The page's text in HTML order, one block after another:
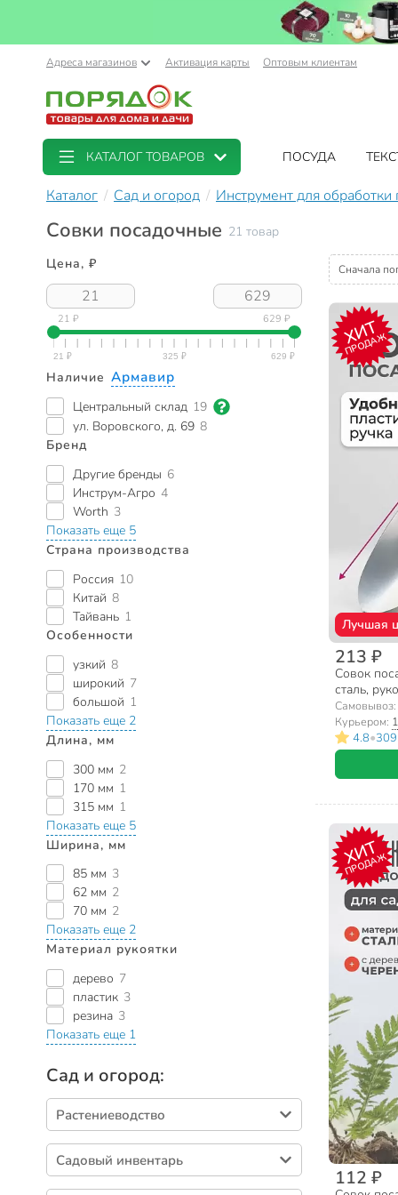
Адреса магазинов Активация карты Оптовым клиентам
КАТАЛОГ ТОВАРОВ ПОСУДА
Каталог Сад и огород Инструмент для обработки
Совки посадочные 21 товар
Цена, ₽
21 ₽ 629 ₽
Наличие Армавир
Центральный склад 19
ул. Воровского, д. 69 8
Бренд
Другие бренды 6
Инструм-Агро 4
Worth 3
Показать еще 5
Страна производства
Россия 10
Китай 8
Тайвань 1
Особенности
узкий 8
широкий 7
большой 1
Показать еще 2
Длина, мм
300 мм 2
170 мм 1
315 мм 1
Показать еще 5
Ширина, мм
85 мм 3
62 мм 2
70 мм 2
Показать еще 2
Материал рукоятки
дерево 7
пластик 3
резина 3
Показать еще 1
Сад и огород:
Растениеводство
Семена (1774)
Удобрения (988)
Садовый инвентарь
Стремянки, лестницы (91)
Сначала
ХИТ
ПРОДАЖ
Лучшая
213 ₽
Совок
сталь,
Самовывоз:
Курьером:
4.8•
ХИТ
ПРОДАЖ
112 ₽